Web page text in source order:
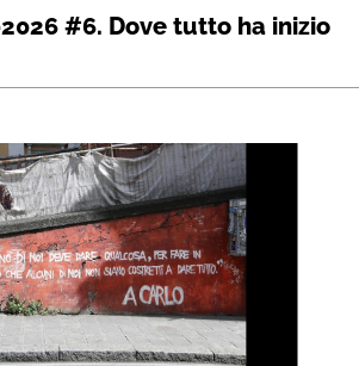
#6. Dove tutto ha inizio